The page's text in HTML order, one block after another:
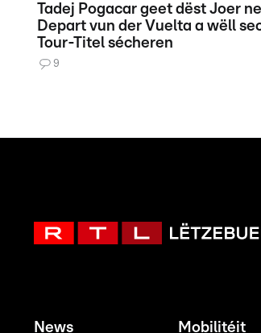
Tadej Pogacar geet dëst Joer
Depart vun der Vuelta a wëll
Tour-Titel sécheren
9
News Mobilitéit